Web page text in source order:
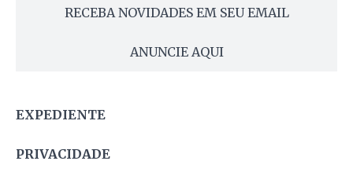
RECEBA NOVIDADES EM SEU EMAIL
ANUNCIE AQUI
EXPEDIENTE
PRIVACIDADE